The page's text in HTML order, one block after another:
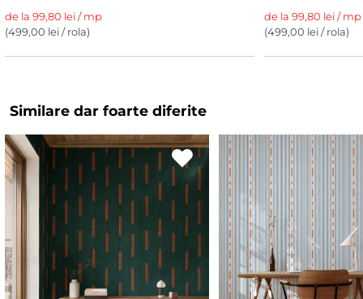
de la 99,80 lei / mp
(499,00 lei / rola)
de la 99,80 lei / mp
(499,00 lei / rola)
Similare dar foarte diferite